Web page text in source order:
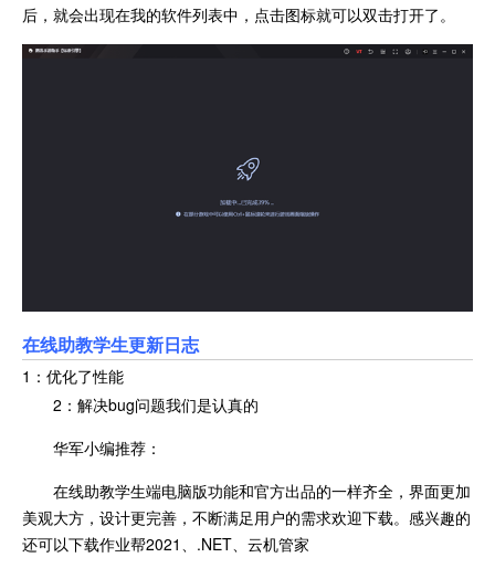
后，就会出现在我的软件列表中，点击图标就可以双击打开了。
在线助教学生更新日志
1：优化了性能
2：解决bug问题我们是认真的
华军小编推荐：
在线助教学生端电脑版功能和官方出品的一样齐全，界面更加
美观大方，设计更完善，不断满足用户的需求欢迎下载。感兴趣的
还可以下载作业帮2021、.NET、云机管家